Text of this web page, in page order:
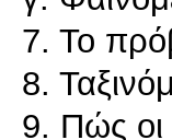
7. Το
8.
9. Πώς οι